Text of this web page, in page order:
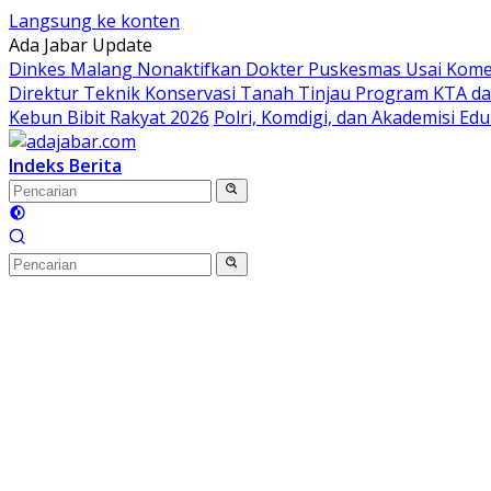
Langsung ke konten
Ada Jabar Update
Dinkes Malang Nonaktifkan Dokter Puskesmas Usai
Direktur Teknik Konservasi Tanah Tinjau Program KTA
Kebun Bibit Rakyat 2026 Polri, Komdigi, dan Akademisi
Indeks Berita